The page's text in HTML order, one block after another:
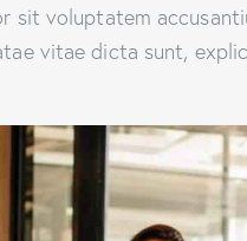
sit voluptatem
vitae dicta sunt,